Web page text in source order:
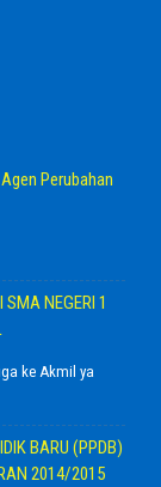
Perubahan
NEGERI 1
ke Akmil ya
BARU (PPDB)
2014/2015